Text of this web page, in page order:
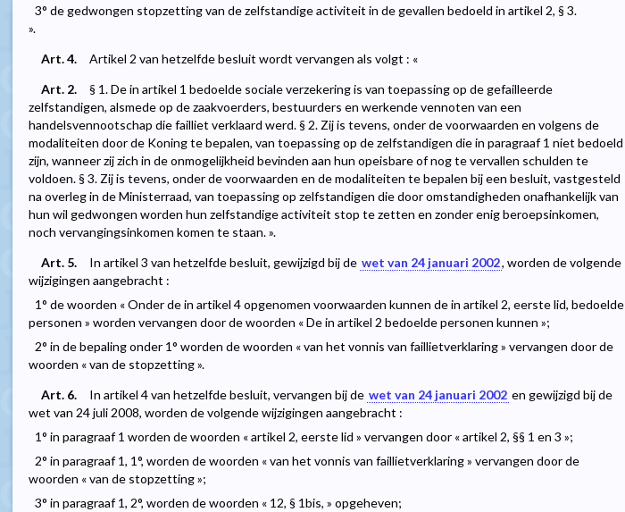
3° de gedwongen stopzetting van de zelfstandige activiteit in de gevallen bedoeld in artikel 2, § 3.
».
Art. 4.
Artikel 2 van hetzelfde besluit wordt vervangen als volgt : «
Art. 2.
§ 1. De in artikel 1 bedoelde sociale verzekering is van toepassing op de gefailleerde
zelfstandigen, alsmede op de zaakvoerders, bestuurders en werkende vennoten van een
handelsvennootschap die failliet verklaard werd. § 2. Zij is tevens, onder de voorwaarden en volgens de
modaliteiten door de Koning te bepalen, van toepassing op de zelfstandigen die in paragraaf 1 niet bedoeld
zijn, wanneer zij zich in de onmogelijkheid bevinden aan hun opeisbare of nog te vervallen schulden te
voldoen. § 3. Zij is tevens, onder de voorwaarden en de modaliteiten te bepalen bij een besluit, vastgesteld
na overleg in de Ministerraad, van toepassing op zelfstandigen die door omstandigheden onafhankelijk van
hun wil gedwongen worden hun zelfstandige activiteit stop te zetten en zonder enig beroepsinkomen,
noch vervangingsinkomen komen te staan. ».
Art. 5.
In artikel 3 van hetzelfde besluit, gewijzigd bij de wet van 24 januari 2002, worden de volgende
wijzigingen aangebracht :
1° de woorden « Onder de in artikel 4 opgenomen voorwaarden kunnen de in artikel 2, eerste lid, bedoelde
personen » worden vervangen door de woorden « De in artikel 2 bedoelde personen kunnen »;
2° in de bepaling onder 1° worden de woorden « van het vonnis van faillietverklaring » vervangen door de
woorden « van de stopzetting ».
Art. 6.
In artikel 4 van hetzelfde besluit, vervangen bij de wet van 24 januari 2002 en gewijzigd bij de
wet van 24 juli 2008, worden de volgende wijzigingen aangebracht :
1° in paragraaf 1 worden de woorden « artikel 2, eerste lid » vervangen door « artikel 2, §§ 1 en 3 »;
2° in paragraaf 1, 1°, worden de woorden « van het vonnis van faillietverklaring » vervangen door de
woorden « van de stopzetting »;
3° in paragraaf 1, 2°, worden de woorden « 12, § 1bis, » opgeheven;